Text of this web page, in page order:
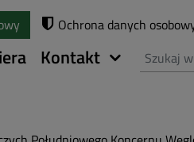
Ochrona danych
Kontakt Szukaj